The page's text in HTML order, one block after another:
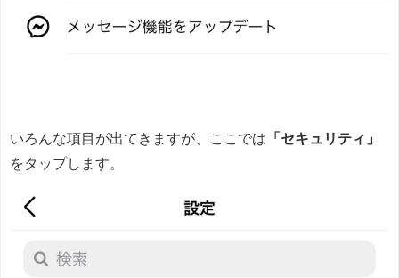
いろんな項目が出てきますが、ここでは 「セキュリティ」
をタップします。